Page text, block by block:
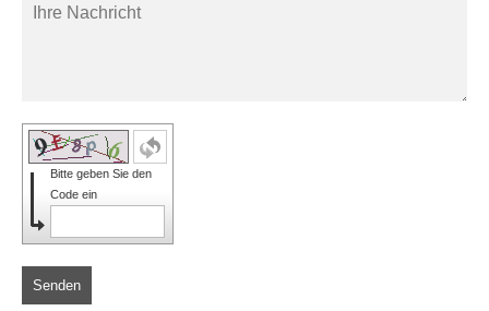
Bitte geben Sie den
Code ein
Senden